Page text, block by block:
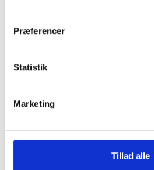
Præferencer
Statistik
Marketing
Tillad alle